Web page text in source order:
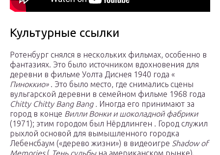
Культурные ссылки
Ротенбург снялся в нескольких фильмах, особенно в
фантазиях. Это было источником вдохновения для
деревни в фильме Уолта Диснея 1940 года «
Пиноккио» . Это было место, где снимались сцены
вульгарской деревни в семейном фильме 1968 года
Chitty Chitty Bang Bang . Иногда его принимают за
город в конце Вилли Вонки и шоколадной фабрики
(1971); этим городом был Нёрдлинген . Город служил
рыхлой основой для вымышленного городка
Лебенсбаум («дерево жизни») в видеоигре Shadow of
Memories ( Тень судьбы на американском рынке).